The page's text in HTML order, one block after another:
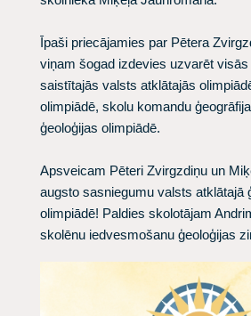
Īpaši priecājamies par Pētera
viņam šogad izdevies uzvarēt visās
saistītajās valsts atklātajās
olimpiādē, skolu komandu
ģeoloģijas olimpiādē.
Apsveicam Pēteri Zvirgzdiņu un
augsto sasniegumu valsts atklātajā
olimpiādē! Paldies skolotājam
skolēnu iedvesmošanu ģeoloģijas